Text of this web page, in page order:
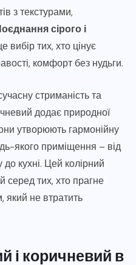
з текстурами,
сірого і
вибір тих, хто цінує
комфорт без нудьги.
стриманість та
додає природної
утворюють гармонійну
якого приміщення – від
до кухні. Цей колірний
серед тих, хто прагне
який не втратить
і коричневий в